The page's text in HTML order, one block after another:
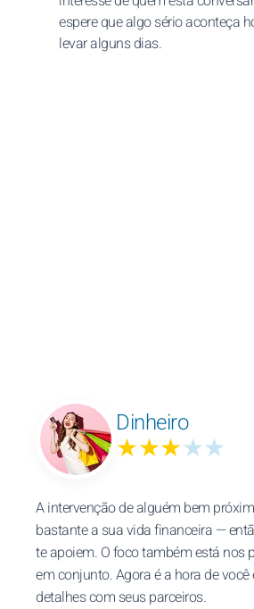
espere que algo sério aconteça
levar alguns dias.
Dinheiro
★★★★★
A intervenção de alguém bem
bastante a sua vida financeira —
te apoiem. O foco também está nos
em conjunto. Agora é a hora de você
detalhes com seus parceiros.